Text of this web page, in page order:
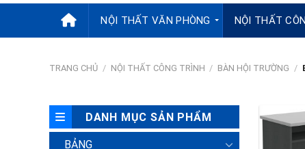
NỘI THẤT VĂN PHÒNG NỘI THẤT
TRANG CHỦ / NỘI THẤT CÔNG TRÌNH / BÀN HỘI TRƯỜNG /
DANH MỤC SẢN PHẨM
BẢNG